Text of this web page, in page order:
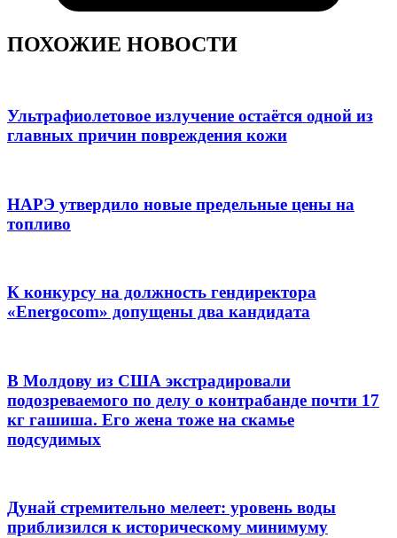
ПОХОЖИЕ НОВОСТИ
Ультрафиолетовое излучение остаётся одной из
главных причин повреждения кожи
НАРЭ утвердило новые предельные цены на
топливо
К конкурсу на должность гендиректора
«Energocom» допущены два кандидата
В Молдову из США экстрадировали
подозреваемого по делу о контрабанде почти 17
кг гашиша. Его жена тоже на скамье
подсудимых
Дунай стремительно мелеет: уровень воды
приблизился к историческому минимуму